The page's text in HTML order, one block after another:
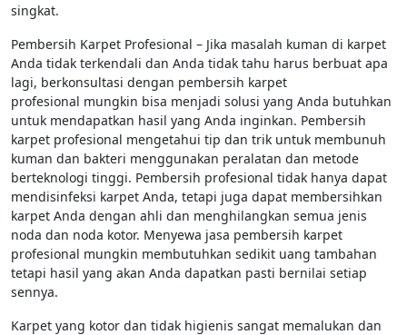
singkat.
Pembersih Karpet Profesional – Jika masalah kuman di karpet
Anda tidak terkendali dan Anda tidak tahu harus berbuat apa
lagi, berkonsultasi dengan pembersih karpet
profesional mungkin bisa menjadi solusi yang Anda butuhkan
untuk mendapatkan hasil yang Anda inginkan. Pembersih
karpet profesional mengetahui tip dan trik untuk membunuh
kuman dan bakteri menggunakan peralatan dan metode
berteknologi tinggi. Pembersih profesional tidak hanya dapat
mendisinfeksi karpet Anda, tetapi juga dapat membersihkan
karpet Anda dengan ahli dan menghilangkan semua jenis
noda dan noda kotor. Menyewa jasa pembersih karpet
profesional mungkin membutuhkan sedikit uang tambahan
tetapi hasil yang akan Anda dapatkan pasti bernilai setiap
sennya.
Karpet yang kotor dan tidak higienis sangat memalukan dan